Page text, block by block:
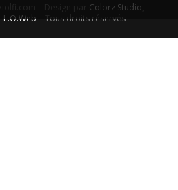
Colorz Studio
L.O.Web – Tous droits réservés